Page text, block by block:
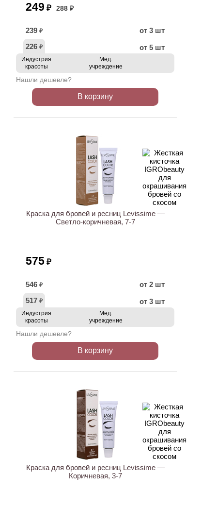
249 ₽ 288 ₽
239 ₽
от 3 шт
226 ₽ от 5 шт
Индустрия
красоты
Мед.
учреждение
Нашли дешевле?
В корзину
Краска для бровей и ресниц Levissime —
Светло-коричневая, 7-7
575 ₽
546 ₽
от 2 шт
517 ₽ от 3 шт
Индустрия
красоты
Мед.
учреждение
Нашли дешевле?
В корзину
Краска для бровей и ресниц Levissime —
Коричневая, 3-7